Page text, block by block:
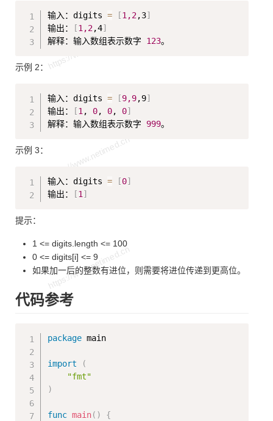
输入：digits = [1,2,3]
输出：
[1,2,4]
解释：输入数组表示数字 123
示例 2：
输入：digits = [9,9,9]
输出：
[1 , 0, 0, 0]
解释：输入数组表示数字 999
示例 3：
输入：digits = [0]
输出：
[1 ]
提示：
1 <= digits.length <= 100
0 <= digits[i] <= 9
如果加一后的整数有进位，则需要将进位传递到更高位。
代码参考
package main
import
(
"fmt"
)
func main( )
{